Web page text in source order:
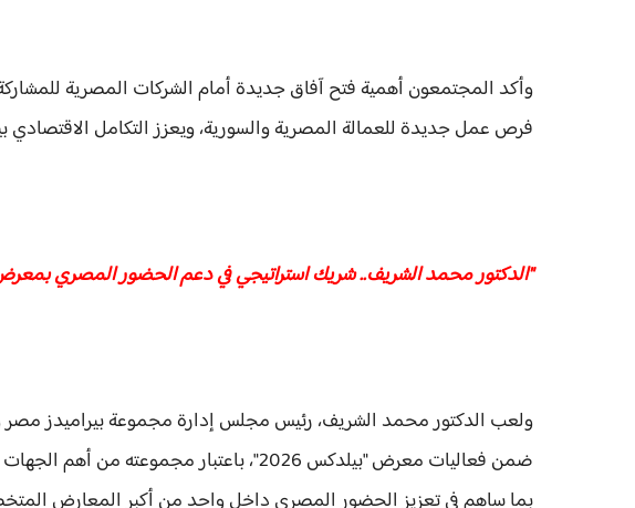
وأكد المجتمعون أهمية فتح آفاق جديدة أمام الشركات المصرية
فرص عمل جديدة للعمالة المصرية والسورية، ويعزز التكامل الاقتصادي
"الدكتور محمد الشريف.. شريك استراتيجي في دعم الحضور المصري
ولعب الدكتور محمد الشريف، رئيس مجلس إدارة مجموعة بيراميدز مصر
ضمن فعاليات معرض "بيلدكس 2026"، باعتبار
بما ساهم في تعزيز الحضور المصري داخل واحد من أكبر المعارض